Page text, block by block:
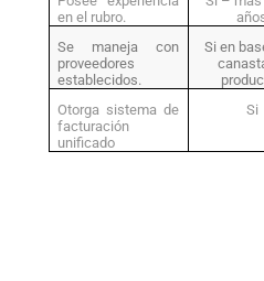
en el rubro.
Se maneja con
proveedores
establecidos.
Si en
Otorga sistema de
facturación
unificado
Si